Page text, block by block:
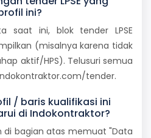
ini?
saat ini, blok tender LPSE
(misalnya karena tidak
aktif/HPS). Telusuri semua
tender.
/ baris kualifikasi ini
di Indokontraktor?
di bagian atas memuat "Data